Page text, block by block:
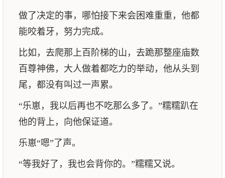
做了决定的事，哪怕接下来会困难重重，他都
能咬着牙，努力完成。
比如，去爬那上百阶梯的山，去跪那整座庙数
百尊神佛，大人做着都吃力的举动，他从头到
尾，都没有叫过一声累。
“乐崽，我以后再也不吃那么多了。”糯糯趴在
他的背上，向他保证道。
乐崽“嗯”了声。
“等我好了，我也会背你的。”糯糯又说。